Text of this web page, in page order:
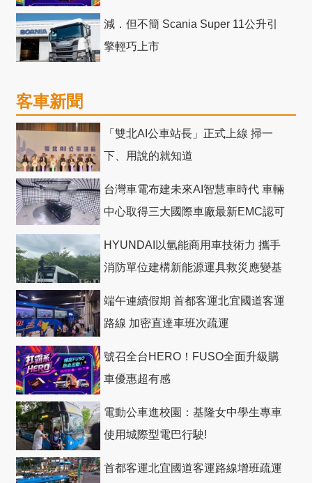
減．但不簡 Scania Super 11公升引
擎輕巧上市
客車新聞
「雙北AI公車站長」正式上線 掃一
下、用說的就知道
台灣車電布建未來AI智慧車時代 車輛
中心取得三大國際車廠最新EMC認可
HYUNDAI以氫能商用車技術力 攜手
消防單位建構新能源運具救災應變基
端午連續假期 首都客運北宜國道客運
路線 加密直達車班次疏運
號召全台HERO！FUSO全面升級購
車優惠超有感
電動公車進校園：基隆女中學生專車
使用城際型電巴行駛!
首都客運北宜國道客運路線增班疏運